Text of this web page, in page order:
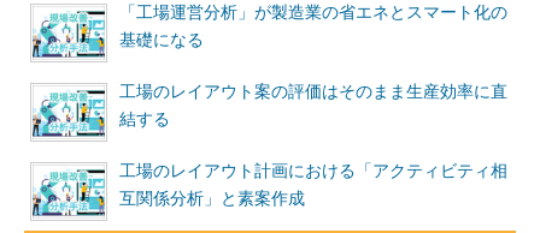
「工場運営分析」が製造業の省エネとスマート化の
基礎になる
工場のレイアウト案の評価はそのまま生産効率に直
結する
工場のレイアウト計画における「アクティビティ相
互関係分析」と素案作成